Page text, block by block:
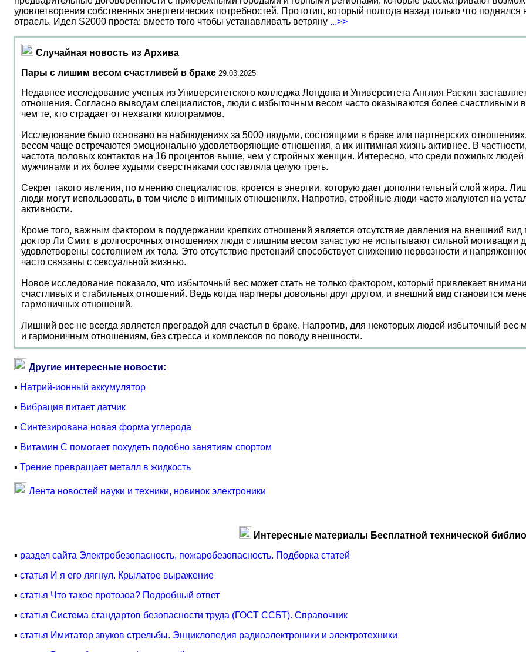
удовлетворения собственных энергетических потребностей. Прототип, который полгода назад только что
отрасль. Идея S2000 проста: вместо того чтобы устанавливать ветряну ...>>
Случайная новость из Архива
Пары с лишим весом счастливей в браке 29.03.2025
Недавнее исследование ученых из Университетского колледжа Лондона и Университета Англия Раскин
отношения. Согласно выводам специалистов, люди с избыточным весом часто оказываются более счастливыми
чем те, кто страдает от нехватки килограммов.
Исследование было основано на наблюдениях за 5000 людьми, состоящими в браке или партнерских
весом чаще встречаются эмоционально удовлетворяющие отношения, а их интимная жизнь активнее. В
частота половых контактов на 16 процентов выше, чем у стройных женщин. Интересно, что среди пожилых
мужчинами и их более худыми сверстниками составляла целую треть.
Секрет такого явления, по мнению специалистов, кроется в энергии, которую дает дополнительный слой жира.
люди могут использовать, в том числе в интимных отношениях. Напротив, стройные люди часто жалуются на
активности.
Кроме того, важным фактором в поддержании крепких отношений является отсутствие давления на внешний
доктор Ли Смит, в долгосрочных отношениях люди с лишним весом зачастую не испытывают сильной мотивации
удовлетворены состоянием их тела. Это отсутствие претензий способствует снижению нервозности и
часто связаны с сексуальной жизнью.
Новое исследование показало, что избыточный вес может стать не только фактором, который привлекает
счастливых и стабильных отношений. Ведь когда партнеры довольны друг другом, и внешний вид становится
гармоничных отношений.
Лишний вес не всегда является преградой для счастья в браке. Напротив, для некоторых людей избыточный
и гармоничным отношениям, без стресса и комплексов по поводу внешности.
Другие интересные новости:
▪ Натрий-ионный аккумулятор
▪ Вибрация питает датчик
▪ Синтезирована новая форма углерода
▪ Витамин C помогает похудеть подобно занятиям спортом
▪ Трение превращает металл в жидкость
Лента новостей науки и техники, новинок электроники
Интересные материалы Бесплатной технической
▪ раздел сайта Электробезопасность, пожаробезопасность. Подборка статей
▪ статья И я его лягнул. Крылатое выражение
▪ статья Что такое протозоа? Подробный ответ
▪ статья Система стандартов безопасности труда (ГОСТ ССБТ). Справочник
▪ статья Имитатор звуков стрельбы. Энциклопедия радиоэлектроники и электротехники